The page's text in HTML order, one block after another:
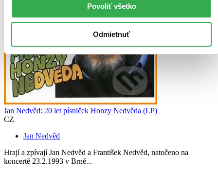
Povoliť všetko
Odmietnuť
Jan Nedvěd: 20 let písniček Honzy Nedvěda (LP)
CZ
Jan Nedvěd
Hrají a zpívají Jan Nedvěd a František Nedvěd, natočeno na
koncertě 23.2.1993 v Brně...